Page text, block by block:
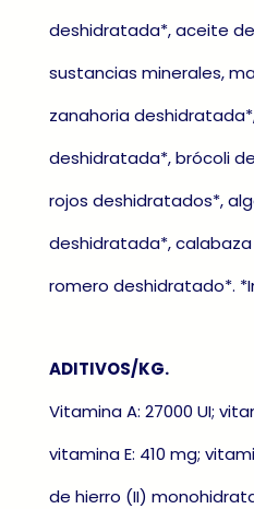
deshidratada*, aceite
sustancias minerales,
zanahoria
deshidratada*, brócoli
rojos deshidratados*,
deshidratada*,
romero deshidratado*.
ADITIVOS/KG.
Vitamina A: 27000 UI;
vitamina E: 410 mg;
de hierro (II)